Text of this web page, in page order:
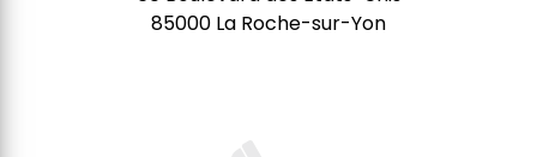
85000 La Roche-sur-Yon